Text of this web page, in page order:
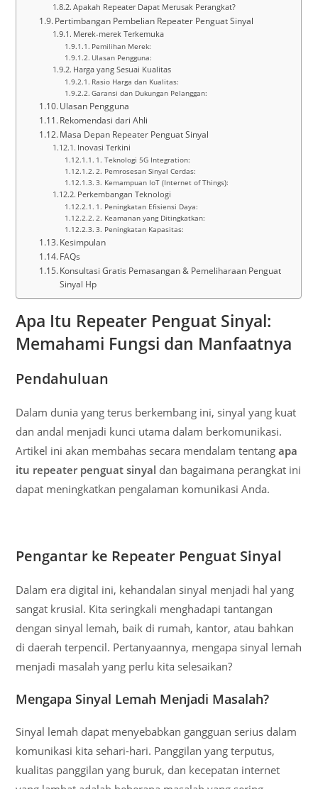
Apakah Repeater Dapat Merusak Perangkat?
Pertimbangan Pembelian Repeater Penguat Sinyal
Merek-merek Terkemuka
Pemilihan Merek:
Ulasan Pengguna:
Harga yang Sesuai Kualitas
Rasio Harga dan Kualitas:
Garansi dan Dukungan Pelanggan:
Ulasan Pengguna
Rekomendasi dari Ahli
Masa Depan Repeater Penguat Sinyal
Inovasi Terkini
1. Teknologi 5G Integration:
2. Pemrosesan Sinyal Cerdas:
3. Kemampuan IoT (Internet of Things):
Perkembangan Teknologi
1. Peningkatan Efisiensi Daya:
2. Keamanan yang Ditingkatkan:
3. Peningkatan Kapasitas:
Kesimpulan
FAQs
Konsultasi Gratis Pemasangan & Pemeliharaan Penguat
Sinyal Hp
Apa Itu Repeater Penguat Sinyal:
Memahami Fungsi dan Manfaatnya
Pendahuluan
Dalam dunia yang terus berkembang ini, sinyal yang kuat
dan andal menjadi kunci utama dalam berkomunikasi.
Artikel ini akan membahas secara mendalam tentangapa
itu repeater penguat sinyal dan bagaimana perangkat ini
dapat meningkatkan pengalaman komunikasi Anda.
Pengantar ke Repeater Penguat Sinyal
Dalam era digital ini, kehandalan sinyal menjadi hal yang
sangat krusial. Kita seringkali menghadapi tantangan
dengan sinyal lemah, baik di rumah, kantor, atau bahkan
di daerah terpencil. Pertanyaannya, mengapa sinyal lemah
menjadi masalah yang perlu kita selesaikan?
Mengapa Sinyal Lemah Menjadi Masalah?
Sinyal lemah dapat menyebabkan gangguan serius dalam
komunikasi kita sehari-hari. Panggilan yang terputus,
kualitas panggilan yang buruk, dan kecepatan internet